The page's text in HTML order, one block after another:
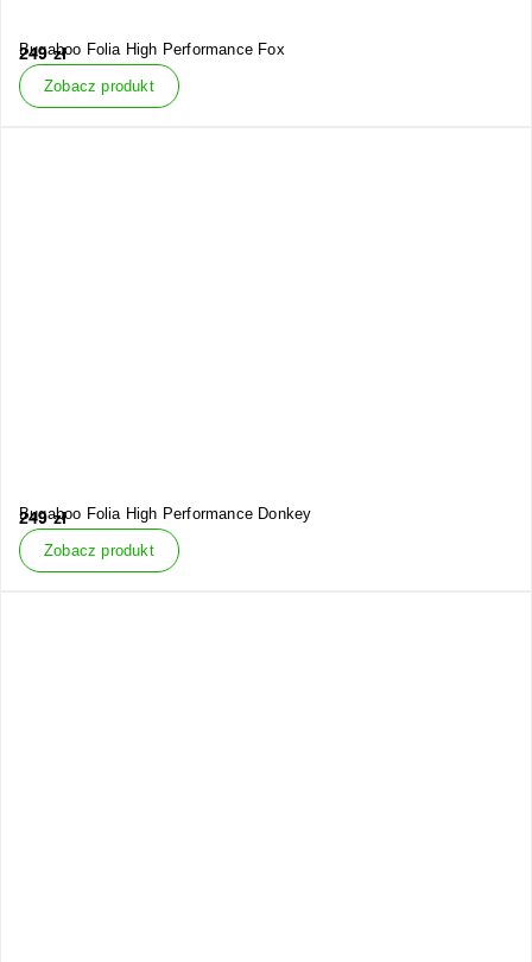
Bugaboo Folia High Performance Fox
249zł
Zobacz produkt
Bugaboo Folia High Performance Donkey
249zł
Zobacz produkt